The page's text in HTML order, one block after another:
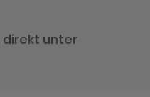
direkt unter